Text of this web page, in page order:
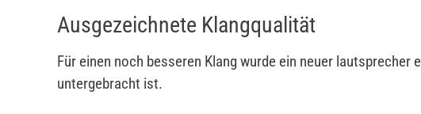
Ausgezeichnete Klangqualität
Für einen noch besseren Klang wurde ein neuer
untergebracht ist.